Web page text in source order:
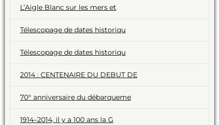
L’Aigle Blanc sur les mers et
Télescopage de dates historiqu
Télescopage de dates historiqu
2014 : CENTENAIRE DU DEBUT DE
70° anniversaire du débarqueme
1914–2014, il y a 100 ans la G